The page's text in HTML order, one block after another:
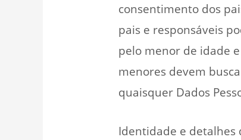
consentimento dos
pais e responsáveis
pelo menor de idade
menores devem
quaisquer Dados
Identidade e detalhes